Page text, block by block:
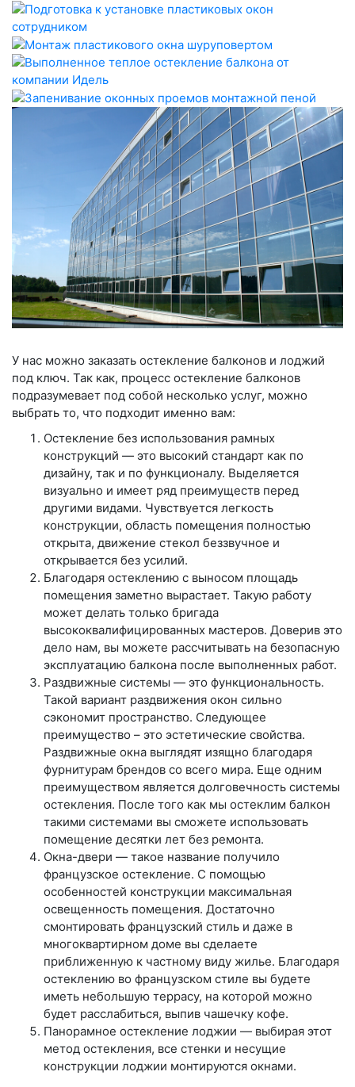
У нас можно заказать остекление балконов и лоджий
под ключ. Так как, процесс остекление балконов
подразумевает под собой несколько услуг, можно
выбрать то, что подходит именно вам:
Остекление без использования рамных
конструкций — это высокий стандарт как по
дизайну, так и по функционалу. Выделяется
визуально и имеет ряд преимуществ перед
другими видами. Чувствуется легкость
конструкции, область помещения полностью
открыта, движение стекол беззвучное и
открывается без усилий.
Благодаря остеклению с выносом площадь
помещения заметно вырастает. Такую работу
может делать только бригада
высококвалифицированных мастеров. Доверив это
дело нам, вы можете рассчитывать на безопасную
эксплуатацию балкона после выполненных работ.
Раздвижные системы — это функциональность.
Такой вариант раздвижения окон сильно
сэкономит пространство. Следующее
преимущество – это эстетические свойства.
Раздвижные окна выглядят изящно благодаря
фурнитурам брендов со всего мира. Еще одним
преимуществом является долговечность системы
остекления. После того как мы остеклим балкон
такими системами вы сможете использовать
помещение десятки лет без ремонта.
Окна-двери — такое название получило
французское остекление. С помощью
особенностей конструкции максимальная
освещенность помещения. Достаточно
смонтировать французский стиль и даже в
многоквартирном доме вы сделаете
приближенную к частному виду жилье. Благодаря
остеклению во французском стиле вы будете
иметь небольшую террасу, на которой можно
будет расслабиться, выпив чашечку кофе.
Панорамное остекление лоджии — выбирая этот
метод остекления, все стенки и несущие
конструкции лоджии монтируются окнами.